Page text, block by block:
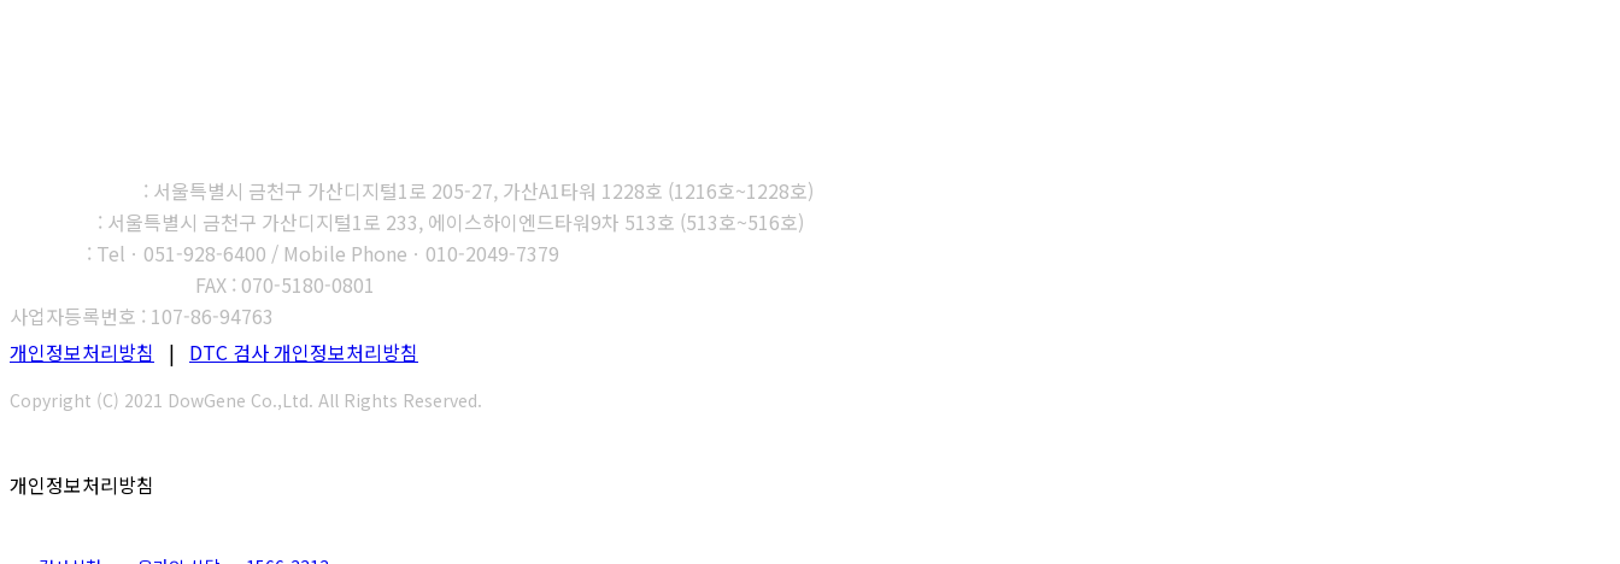
: 서울특별시 금천구 가산디지털1로 205-27, 가산A1타워 1228호 (1216호~1228호)
: 서울특별시 금천구 가산디지털1로 233, 에이스하이엔드타워9차 513호 (513호~516호)
: Telㆍ051-928-6400 / Mobile Phoneㆍ010-2049-7379
FAX : 070-5180-0801
사업자등록번호 : 107-86-94763
개인정보처리방침 | DTC 검사 개인정보처리방침
Copyright (C) 2021 DowGene Co.,Ltd. All Rights Reserved.
개인정보처리방침